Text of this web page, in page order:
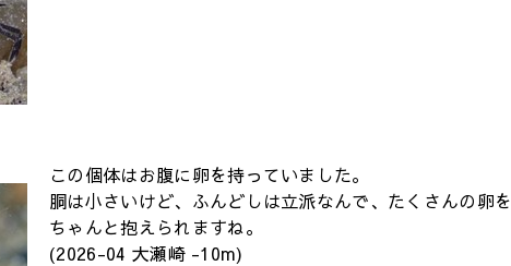
この個体はお腹に卵を持っていました。
胴は小さいけど、ふんどしは立派なんで、たくさんの卵を
ちゃんと抱えられますね。
(2026-04 大瀬崎 -10m)